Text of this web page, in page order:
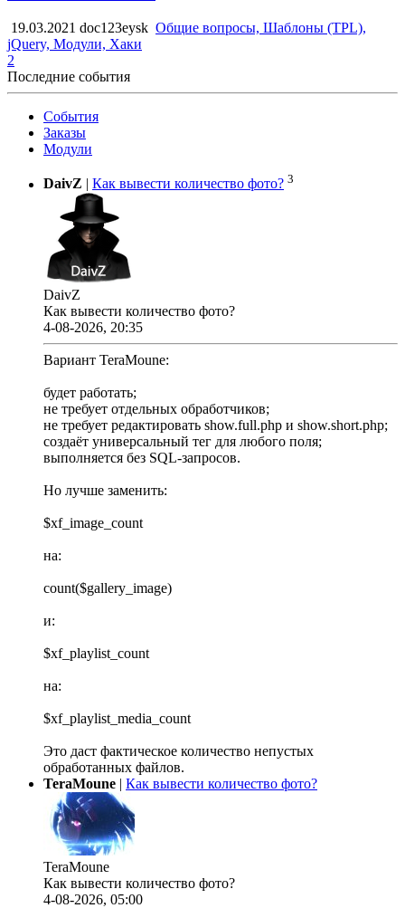
19.03.2021 doc123eysk Общие вопросы, Шаблоны (TPL),
jQuery, Модули, Хаки
2
Последние события
События
Заказы
Модули
DaivZ Как вывести количество фото? 3
DaivZ
Как вывести количество фото?
4-08-2026, 20:35
Вариант TeraMoune:
будет работать;
не требует отдельных обработчиков;
не требует редактировать show.full.php и show.short.php;
создаёт универсальный тег для любого поля;
выполняется без SQL-запросов.
Но лучше заменить:
$xf_image_count
на:
count($gallery_image)
и:
$xf_playlist_count
на:
$xf_playlist_media_count
Это даст фактическое количество непустых
обработанных файлов.
TeraMoune | Как вывести количество фото?
TeraMoune
Как вывести количество фото?
4-08-2026, 05:00